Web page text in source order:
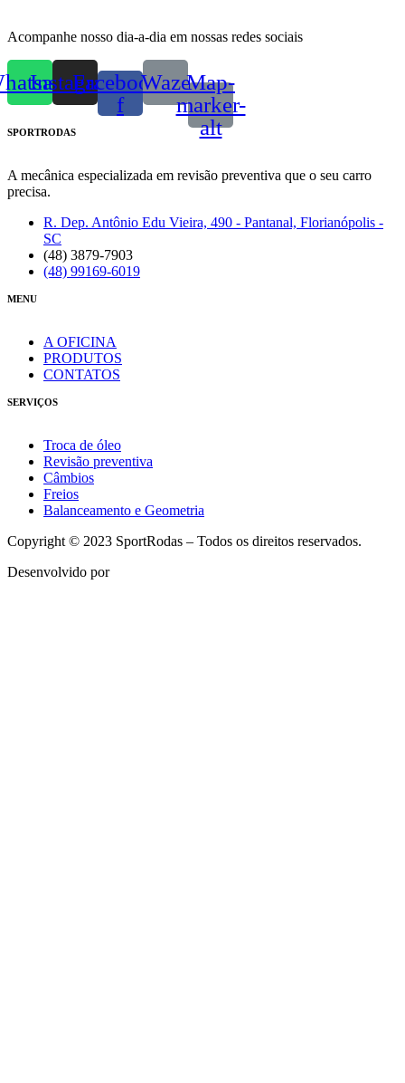
Acompanhe nosso dia-a-dia em nossas redes sociais
Instagram
Facebook-
f
WazeMap-
marker-
alt
SPORTRODAS
A mecânica especializada em revisão preventiva que o seu carro
precisa.
R. Dep. Antônio Edu Vieira, 490 - Pantanal, Florianópolis -
SC
(48) 3879-7903
(48) 99169-6019
MENU
A OFICINA
PRODUTOS
CONTATOS
SERVIÇOS
Troca de óleo
Revisão preventiva
Câmbios
Freios
Balanceamento e Geometria
Copyright © 2023 SportRodas – Todos os direitos reservados.
Desenvolvido por